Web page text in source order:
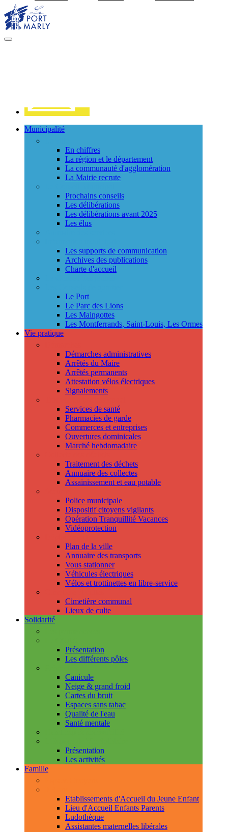
MENU
Municipalité
En chiffres
La région et le département
La communauté d'agglomération
La Mairie recrute
Prochains conseils
Les délibérations
Les délibérations avant 2025
Les élus
Les supports de communication
Archives des publications
Charte d'accueil
Le Port
Le Parc des Lions
Les Maingottes
Les Montferrands, Saint-Louis, Les Ormes
Vie pratique
Démarches administratives
Arrêtés du Maire
Arrêtés permanents
Attestation vélos électriques
Signalements
Services de santé
Pharmacies de garde
Commerces et entreprises
Ouvertures dominicales
Marché hebdomadaire
Traitement des déchets
Annuaire des collectes
Assainissement et eau potable
Police municipale
Dispositif citoyens vigilants
Opération Tranquillité Vacances
Vidéoprotection
Plan de la ville
Annuaire des transports
Vous stationner
Véhicules électriques
Vélos et trottinettes en libre-service
Cimetière communal
Lieux de culte
Solidarité
Présentation
Les différents pôles
Canicule
Neige & grand froid
Cartes du bruit
Espaces sans tabac
Qualité de l'eau
Santé mentale
Présentation
Les activités
Famille
Etablissements d'Accueil du Jeune Enfant
Lieu d'Accueil Enfants Parents
Ludothèque
Assistantes maternelles libérales